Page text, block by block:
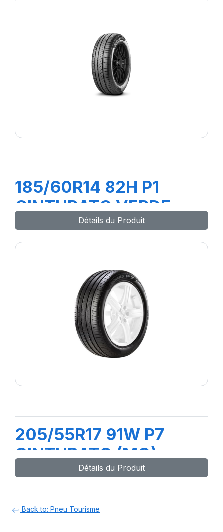
185/60R14 82H P1
CINTURATO VERDE
Détails du Produit
205/55R17 91W P7
CINTURATO (MO)
Détails du Produit
Back to: Pneu Tourisme